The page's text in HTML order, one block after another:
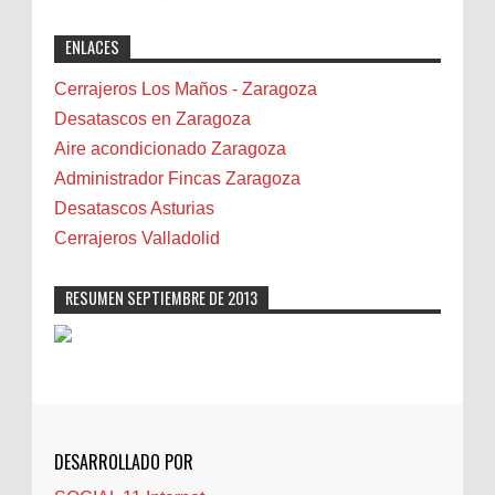
professional solutions. Highly recommended!"
Bicicletas
Bilbao
Biota
Camareta
Cáncer
Carmela Sauras
Carnavales
Castellón
Cerrajeros
Cocinas
ENLACES
Cerrajeros Los Maños - Zaragoza
Desatascos en Zaragoza
Aire acondicionado Zaragoza
Administrador Fincas Zaragoza
Desatascos Asturias
Cerrajeros Valladolid
RESUMEN SEPTIEMBRE DE 2013
DESARROLLADO POR